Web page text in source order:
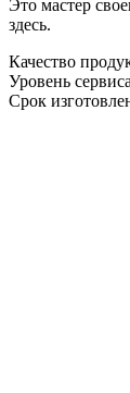
Это мастер
здесь.
Качество
Уровень сервиса
Срок